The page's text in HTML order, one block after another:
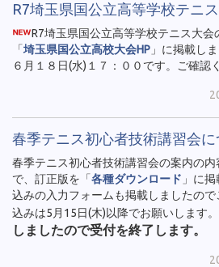
R7埼玉県国公立高等学校テニ
R7埼玉県国公立高等学校テニス大会
「埼玉県国公立高校大会HP 」に掲載し
６月１８日(水)１７：００です。ご確認
春季テニス初心者技術講習会に
春季テニス初心者技術講習会の案内の
で、訂正版を「各種ダウンロード 」に
込みの入力フォームも掲載しましたの
込みは5月15日(木)以降でお願いします
しましたので受付を終了します。